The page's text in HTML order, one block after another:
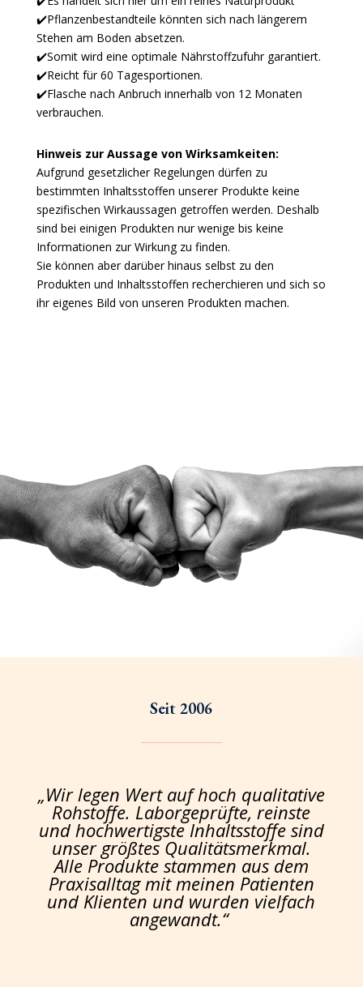
✔️Pflanzenbestandteile könnten sich nach längerem
Stehen am Boden absetzen.
✔️Somit wird eine optimale Nährstoffzufuhr garantiert.
✔️Reicht für 60 Tagesportionen.
✔️Flasche nach Anbruch innerhalb von 12 Monaten
verbrauchen.
Hinweis zur Aussage von Wirksamkeiten:
Aufgrund gesetzlicher Regelungen dürfen zu
bestimmten Inhaltsstoffen unserer Produkte keine
spezifischen Wirkaussagen getroffen werden. Deshalb
sind bei einigen Produkten nur wenige bis keine
Informationen zur Wirkung zu finden.
Sie können aber darüber hinaus selbst zu den
Produkten und Inhaltsstoffen recherchieren und sich so
ihr eigenes Bild von unseren Produkten machen.
Seit 2006
„Wir legen Wert auf hoch qualitative
Rohstoffe. Laborgeprüfte, reinste
und hochwertigste Inhaltsstoffe sind
unser größtes Qualitätsmerkmal.
Alle Produkte stammen aus dem
Praxisalltag mit meinen Patienten
und Klienten und wurden vielfach
angewandt.“